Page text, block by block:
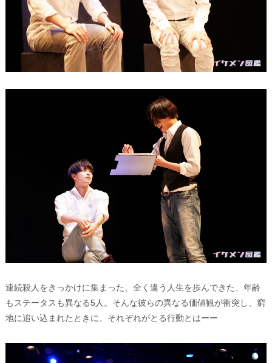
連続殺人をきっかけに集まった、全く違う人生を歩んできた、年齢
もステータスも異なる5人。そんな彼らの異なる価値観が衝突し、窮
地に追い込まれたときに、それぞれがとる行動とはーー